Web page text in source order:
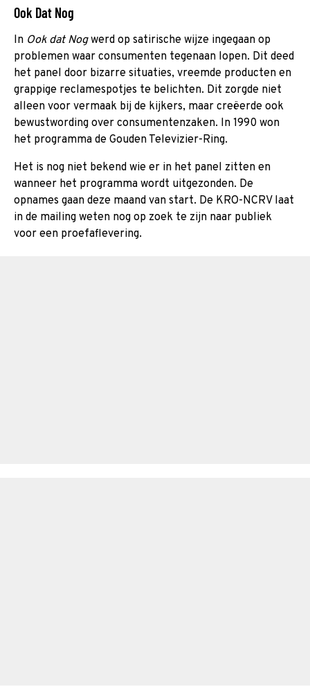
Ook Dat Nog
In Ook dat Nogwerd op satirische wijze ingegaan op
problemen waar consumenten tegenaan lopen. Dit deed
het panel door bizarre situaties, vreemde producten en
grappige reclamespotjes te belichten. Dit zorgde niet
alleen voor vermaak bij de kijkers, maar creëerde ook
bewustwording over consumentenzaken. In 1990 won
het programma de Gouden Televizier-Ring.
Het is nog niet bekend wie er in het panel zitten en
wanneer het programma wordt uitgezonden. De
opnames gaan deze maand van start. De KRO-NCRV laat
in de mailing weten nog op zoek te zijn naar publiek
voor een proefaflevering.